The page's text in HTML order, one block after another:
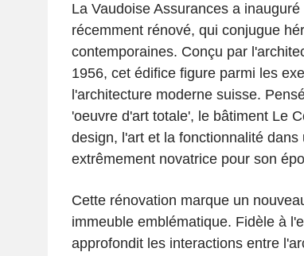
La Vaudoise Assurances a
récemment rénové, qui conjugue
contemporaines. Conçu par
1956, cet édifice figure parmi les
l'architecture moderne suisse.
'oeuvre d'art totale', le bâtiment Le
design, l'art et la fonctionnalité dans
extrêmement novatrice pour son
Cette rénovation marque un
immeuble emblématique. Fidèle à
approfondit les interactions entre